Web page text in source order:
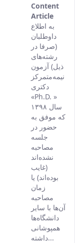
Content
Article
from
the
of
به اطلاع
داوطلبان
(صرفا در
رشته‌های
ذیل) آزمون
نیمه‌متمرکز
دکتری
«Ph.D. »
سال ۱۳۹۸
که موفق به
حضور در
جلسه
مصاحبه
نشده‌اند
(غایب
بوده‌اند) یا
زمان
مصاحبه
آن‌ها با سایر
دانشگاه‌ها
همپوشانی
داشته...